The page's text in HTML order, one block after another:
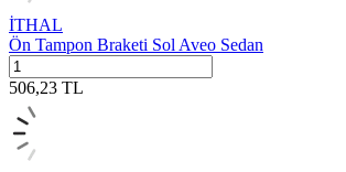
İTHAL
Ön Tampon Braketi Sol Aveo Sedan
506,23 TL